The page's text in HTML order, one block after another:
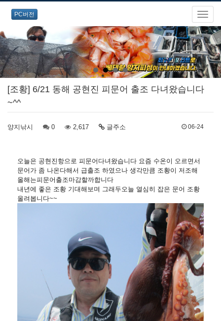
PC버전
[조황] 6/21 동해 공현진 피문어 출조 다녀왔습니다
~^^
양지낚시 0 2,617 글주소 06-24
오늘은 공현진항으로 피문어다녀왔습니다 요즘 수온이 오르면서
문어가 좀 나온다해서 급출조 하였으나 생각만큼 조황이 저조해
올해는피문어출조마감할까합니다
내년에 좋은 조황 기대해보며 그래두오늘 열심히 잡은 문어 조황
올려봅니다~~